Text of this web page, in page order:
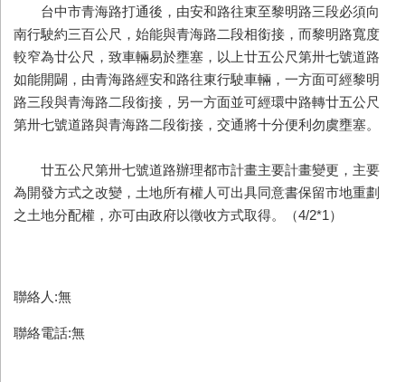
台中市青海路打通後，由安和路往東至黎明路三段必須向
南行駛約三百公尺，始能與青海路二段相銜接，而黎明路寬度
較窄為廿公尺，致車輛易於壅塞，以上廿五公尺第卅七號道路
如能開闢，由青海路經安和路往東行駛車輛，一方面可經黎明
路三段與青海路二段銜接，另一方面並可經環中路轉廿五公尺
第卅七號道路與青海路二段銜接，交通將十分便利勿虞壅塞。
廿五公尺第卅七號道路辦理都市計畫主要計畫變更，主要
為開發方式之改變，土地所有權人可出具同意書保留市地重劃
之土地分配權，亦可由政府以徵收方式取得。（4/2*1）
聯絡人:無
聯絡電話:無